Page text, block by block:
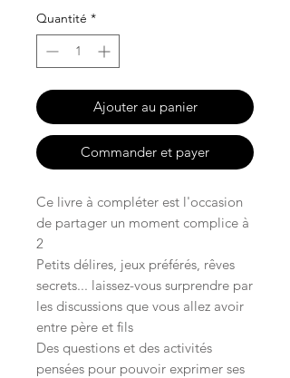
Quantité *
Ajouter au panier
Commander et payer
Ce livre à compléter est l'occasion
de partager un moment complice à
2
Petits délires, jeux préférés, rêves
secrets... laissez-vous surprendre par
les discussions que vous allez avoir
entre père et fils
Des questions et des activités
pensées pour pouvoir exprimer ses